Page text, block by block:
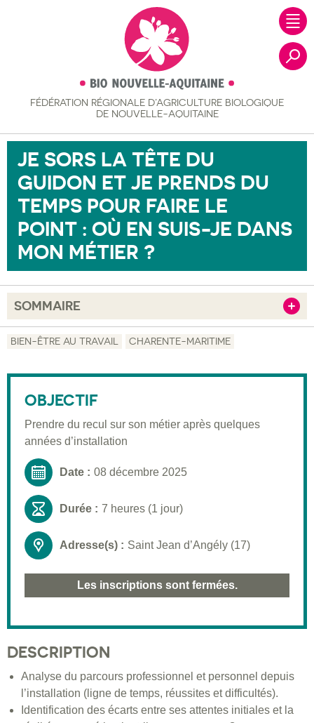
FÉDÉRATION RÉGIONALE D’AGRICULTURE BIOLOGIQUE
DE NOUVELLE-AQUITAINE
JE SORS LA TÊTE DU
GUIDON ET JE PRENDS DU
TEMPS POUR FAIRE LE
POINT : OÙ EN SUIS-JE DANS
MON MÉTIER ?
SOMMAIRE
Objectif
Validation
Moyens pédagogiques
Informations pratiques
BIEN-ÊTRE AU TRAVAIL CHARENTE-MARITIME
OBJECTIF
Prendre du recul sur son métier après quelques
années d’installation
Date : 08 décembre 2025
Durée : 7 heures (1 jour)
Adresse(s) : Saint Jean d’Angély (17)
Les inscriptions sont fermées.
DESCRIPTION
Analyse du parcours professionnel et personnel depuis
l’installation (ligne de temps, réussites et difficultés).
Identification des écarts entre ses attentes initiales et la